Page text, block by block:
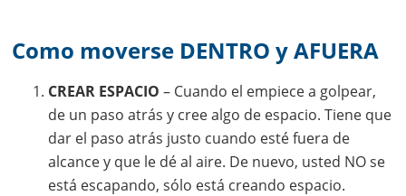
Como moverse DENTRO y AFUERA
CREAR ESPACIO – Cuando el empiece a golpear,
de un paso atrás y cree algo de espacio. Tiene que
dar el paso atrás justo cuando esté fuera de
alcance y que le dé al aire. De nuevo, usted NO se
está escapando, sólo está creando espacio.